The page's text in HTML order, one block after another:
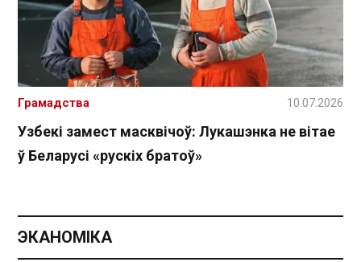
Узбекі замест масквічоў: Лукашэнка не вітае
ў Беларусі «рускіх братоў»
Грамадства 10.07.2026
ЭКАНОМІКА